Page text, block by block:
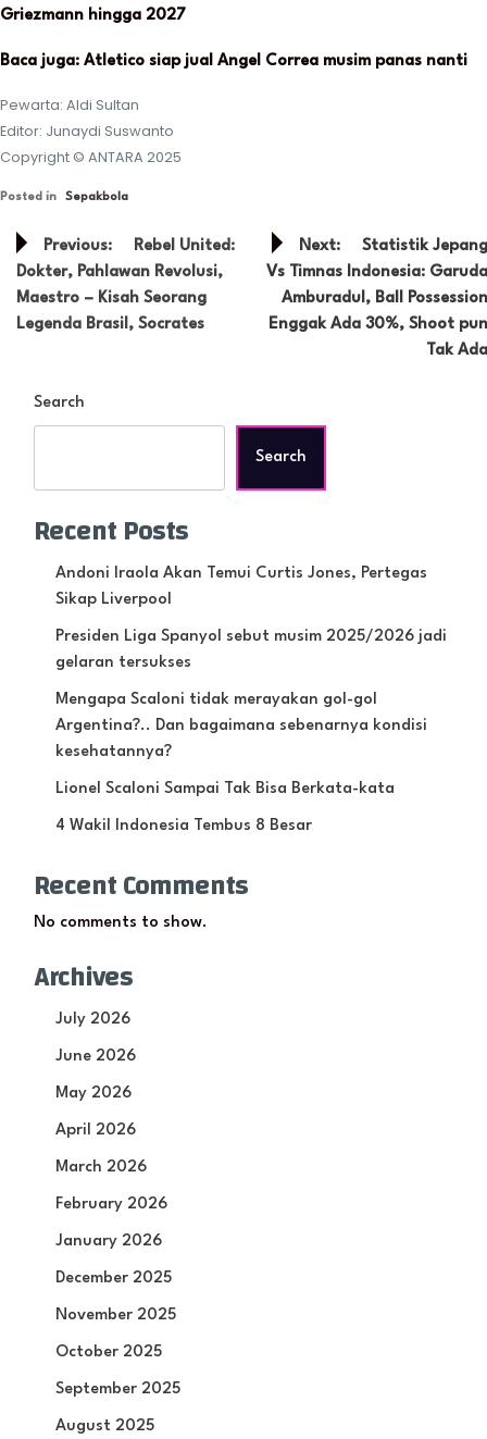
Griezmann hingga 2027
Baca juga: Atletico siap jual Angel Correa musim panas nanti
Pewarta: Aldi Sultan
Editor: Junaydi Suswanto
Copyright © ANTARA 2025
Posted in Sepakbola
Post
navigation
Previous:
Rebel United:
Dokter, Pahlawan Revolusi,
Maestro – Kisah Seorang
Legenda Brasil, Socrates
Next:
Statistik Jepang
Vs Timnas Indonesia: Garuda
Amburadul, Ball Possession
Enggak Ada 30%, Shoot pun
Tak Ada
Search
Search
Recent Posts
Andoni Iraola Akan Temui Curtis Jones, Pertegas
Sikap Liverpool
Presiden Liga Spanyol sebut musim 2025/2026 jadi
gelaran tersukses
Mengapa Scaloni tidak merayakan gol-gol
Argentina?.. Dan bagaimana sebenarnya kondisi
kesehatannya?
Lionel Scaloni Sampai Tak Bisa Berkata-kata
4 Wakil Indonesia Tembus 8 Besar
Recent Comments
No comments to show.
Archives
July 2026
June 2026
May 2026
April 2026
March 2026
February 2026
January 2026
December 2025
November 2025
October 2025
September 2025
August 2025